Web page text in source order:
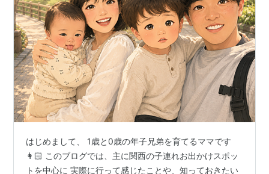
はじめまして、 1歳と0歳の年子兄弟を育てるママです
👩🏻 このブログでは、主に関西の子連れお出かけスポッ
トを中心に 実際に行って感じたことや、知っておきたい